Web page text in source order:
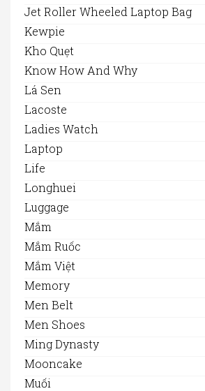
Jet Roller Wheeled Laptop Bag
Kewpie
Kho Quẹt
Know How And Why
Lá Sen
Lacoste
Ladies Watch
Laptop
Life
Longhuei
Luggage
Mắm
Mắm Ruốc
Mắm Việt
Memory
Men Belt
Men Shoes
Ming Dynasty
Mooncake
Muối